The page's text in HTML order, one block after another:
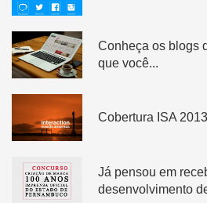
Conheça os blogs
que você...
Cobertura ISA 2013
Já pensou em
desenvolvimento